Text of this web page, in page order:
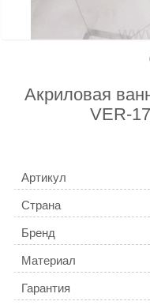
Акриловая
VER-
Артикул
Страна
Бренд
Материал
Гарантия